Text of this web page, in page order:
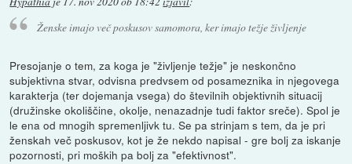
Ženske imajo več poskusov samomora, ker imajo težje življenje
Presojanje o tem, za koga je "življenje težje" je neskončno
subjektivna stvar, odvisna predvsem od posameznika in njegovega
karakterja (ter dojemanja vsega) do številnih objektivnih situacij
(družinske okoliščine, okolje, nenazadnje tudi faktor sreče). Spol je
le ena od mnogih spremenljivk tu. Se pa strinjam s tem, da je pri
ženskah več poskusov, kot je že nekdo napisal - gre bolj za iskanje
pozornosti, pri moških pa bolj za "efektivnost".